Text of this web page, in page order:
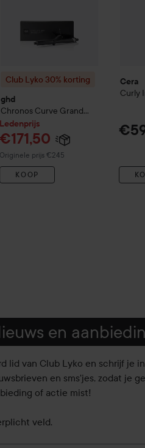
Club Lyko 30% korting
ghd
Chronos Curve Grand
Tong
Ledenprijs
€171,50
Originele prijs €245
Normale prijs €245
KOOP
Cera
Curly
en
lid van Club Lyko en schrijf je
en sms'jes, zodat je
of actie mist!
veld.